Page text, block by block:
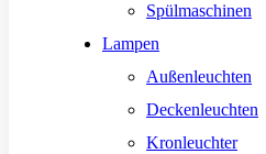
Spülmaschinen
Lampen
Außenleuchten
Deckenleuchten
Kronleuchter